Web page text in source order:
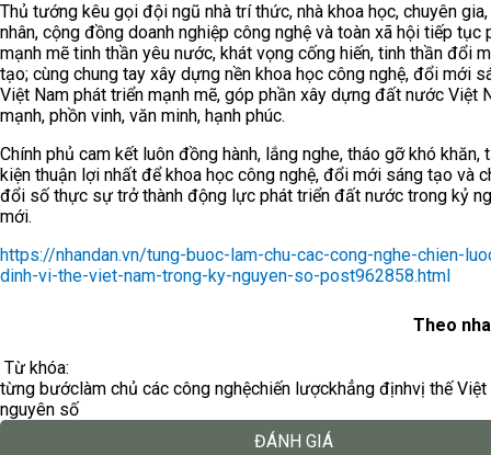
Thủ tướng kêu gọi đội ngũ nhà trí thức, nhà khoa học, chuyên
nhân, cộng đồng doanh nghiệp công nghệ và toàn xã hội tiếp tục
mạnh mẽ tinh thần yêu nước, khát vọng cống hiến, tinh thần đổi
tạo; cùng chung tay xây dựng nền khoa học công nghệ, đổi mới
Việt Nam phát triển mạnh mẽ, góp phần xây dựng đất nước Việt
mạnh, phồn vinh, văn minh, hạnh phúc.
Chính phủ cam kết luôn đồng hành, lắng nghe, tháo gỡ khó khăn,
kiện thuận lợi nhất để khoa học công nghệ, đổi mới sáng tạo và
đổi số thực sự trở thành động lực phát triển đất nước trong kỷ
mới.
https://nhandan.vn/tung-buoc-lam-chu-cac-cong-nghe-chien-
dinh-vi-the-viet-nam-trong-ky-nguyen-so-post962858.html
Theo
Từ khóa:
từng bướclàm chủ các công nghệchiến lượckhẳng địnhvị thế Việt
nguyên số
ĐÁNH GIÁ